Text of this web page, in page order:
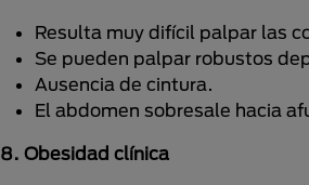
Resulta muy difícil palpar las
Se pueden palpar robustos
Ausencia de cintura.
El abdomen sobresale hacia
8. Obesidad clínica